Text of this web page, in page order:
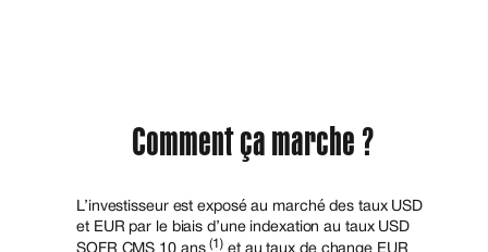
Comment ça marche ?
L’investisseur est exposé au marché des taux USD
et EUR par le biais d’une indexation au taux USD
(1)